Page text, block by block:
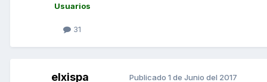
Usuarios
31
elxispa Publicado 1 de Junio del 2017